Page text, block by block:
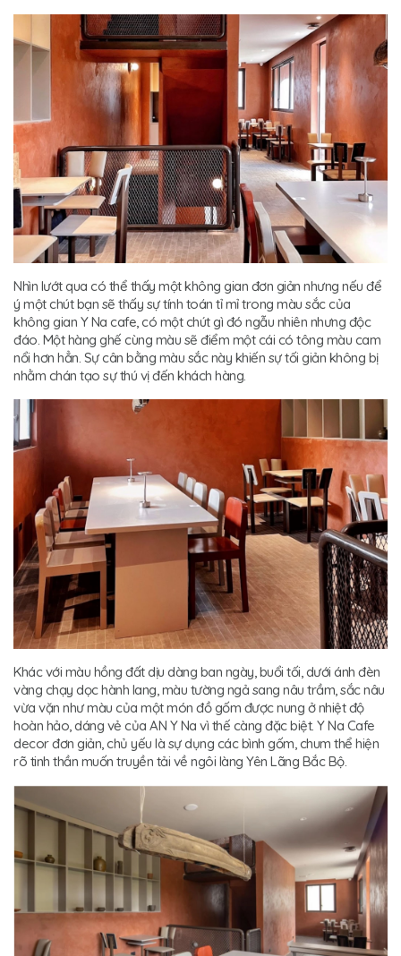
Nhìn lướt qua có thể thấy một không gian đơn giản nhưng nếu để
ý một chút bạn sẽ thấy sự tính toán tỉ mỉ trong màu sắc của
không gian Y Na cafe, có một chút gì đó ngẫu nhiên nhưng độc
đáo. Một hàng ghế cùng màu sẽ điểm một cái có tông màu cam
nổi hơn hẳn. Sự cân bằng màu sắc này khiến sự tối giản không bị
nhằm chán tạo sự thú vị đến khách hàng.
Khác với màu hồng đất dịu dàng ban ngày, buổi tối, dưới ánh đèn
vàng chạy dọc hành lang, màu tường ngả sang nâu trầm, sắc nâu
vừa vặn như màu của một món đồ gốm được nung ở nhiệt độ
hoàn hảo, dáng vẻ của AN Y Na vì thế càng đặc biệt. Y Na Cafe
decor đơn giản, chủ yếu là sự dụng các bình gốm, chum thể hiện
rõ tinh thần muốn truyền tải về ngôi làng Yên Lãng Bắc Bộ.